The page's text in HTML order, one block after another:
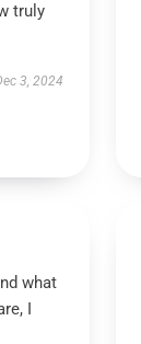
truly
3, 2024
what
I